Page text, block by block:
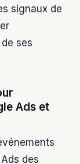
signaux de
ses
Ads et
des